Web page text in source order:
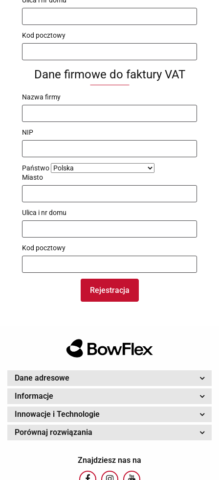
Kod pocztowy
Dane firmowe do faktury VAT
Nazwa firmy
NIP
Państwo
Miasto
Ulica i nr domu
Kod pocztowy
Rejestracja
Dane adresowe
Informacje
Innowacje i Technologie
Porównaj rozwiązania
Znajdziesz nas na